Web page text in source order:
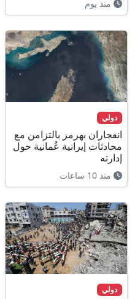
منذ يوم
دولي
انفجاران بهرمز بالتزامن مع
محادثات إيرانية عُمانية حول
إدارته
منذ 10 ساعات
دولي